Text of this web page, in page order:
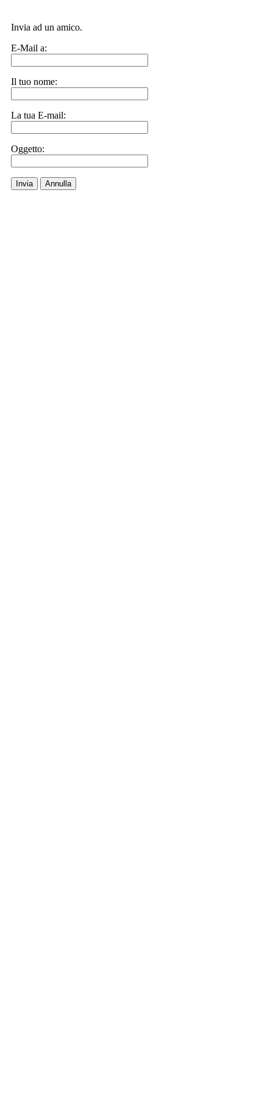
Invia ad un amico.
E-Mail a:
Il tuo nome:
La tua E-mail:
Oggetto:
Invia Annulla